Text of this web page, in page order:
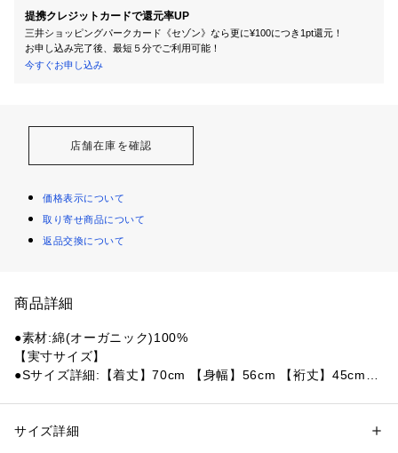
提携クレジットカードで還元率UP
三井ショッピングパークカード《セゾン》なら更に¥100につき1pt還元！
お申し込み完了後、最短５分でご利用可能！
今すぐお申し込み
店舗在庫を確認
価格表示について
取り寄せ商品について
返品交換について
商品詳細
●素材:綿(オーガニック)100%
【実寸サイズ】
●Sサイズ詳細:【着丈】70cm 【身幅】56cm 【裄丈】45cm
●LLサイズ詳細:【着丈】78cm 【身幅】64cm 【裄丈】53cm
性別：メンズ
サイズ詳細